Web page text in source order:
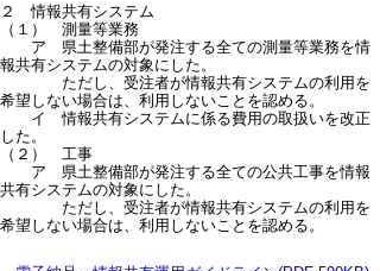
２ 情報共有システム
（１） 測量等業務
ア 県土整備部が発注する全ての測量等業務を情
報共有システムの対象にした。
ただし、受注者が情報共有システムの利用を
希望しない場合は、利用しないことを認める。
イ 情報共有システムに係る費用の取扱いを改正
した。
（２） 工事
ア 県土整備部が発注する全ての公共工事を情報
共有システムの対象にした。
ただし、受注者が情報共有システムの利用を
希望しない場合は、利用しないことを認める。